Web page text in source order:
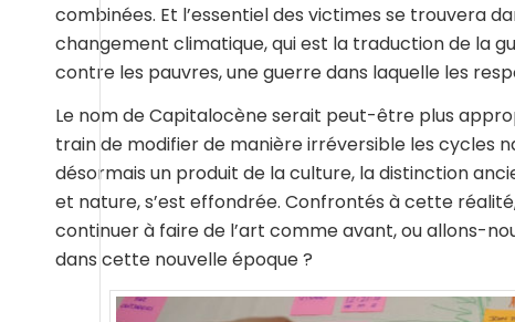
combinées. Et l’essentiel des victimes se trouvera
changement climatique, qui est la traduction de la
contre les pauvres, une guerre dans laquelle les
Le nom de Capitalocène serait peut-être plus
train de modifier de manière irréversible les cycles
désormais un produit de la culture, la distinction
et nature, s’est effondrée. Confrontés à cette
continuer à faire de l’art comme avant, ou allons-
dans cette nouvelle époque ?